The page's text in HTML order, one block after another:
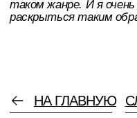
Cверстала и разработала сайт
@firsovadesign